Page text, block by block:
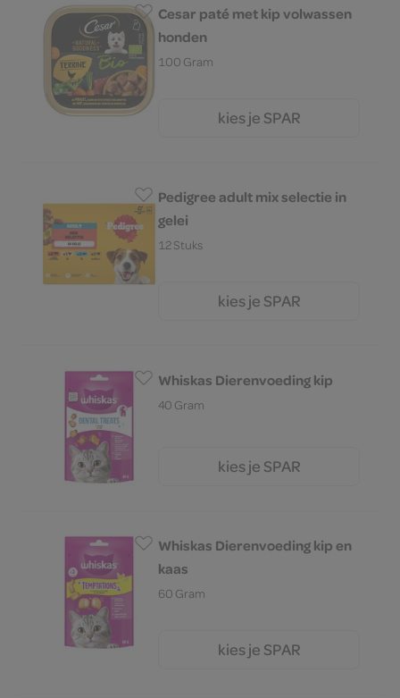
Cesar paté met kip volwassen
honden
100 Gram
kies je SPAR
Pedigree adult mix selectie in
gelei
12 Stuks
kies je SPAR
Whiskas Dierenvoeding kip
40 Gram
kies je SPAR
Whiskas Dierenvoeding kip en
kaas
60 Gram
kies je SPAR